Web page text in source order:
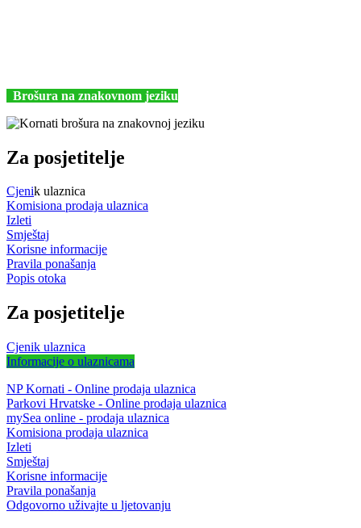
Brošura na znakovnom jeziku
Za posjetitelje
Cjenik ulaznica
Komisiona prodaja ulaznica
Izleti
Smještaj
Korisne informacije
Pravila ponašanja
Popis otoka
Za posjetitelje
Cjenik ulaznica
Informacije o ulaznicama
NP Kornati - Online prodaja ulaznica
Parkovi Hrvatske - Online prodaja ulaznica
mySea online - prodaja ulaznica
Komisiona prodaja ulaznica
Izleti
Smještaj
Korisne informacije
Pravila ponašanja
Odgovorno uživajte u ljetovanju